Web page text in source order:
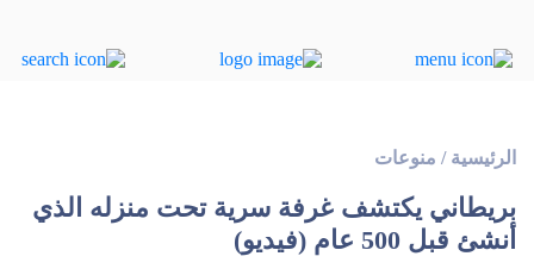
الرئيسية / منوعات
بريطاني يكتشف غرفة سرية تحت منزله الذي
أنشئ قبل 500 عام (فيديو)